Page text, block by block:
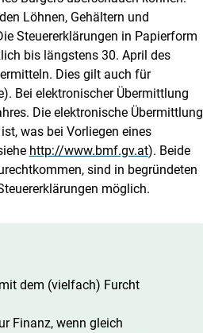
Löhnen, Gehältern und
Steuererklärungen in Papierform
bis längstens 30. April des
Dies gilt auch für
Bei elektronischer Übermittlung
Die elektronische Übermittlung
was bei Vorliegen eines
http://www.bmf.gv.at). Beide
sind in begründeten
möglich.
dem (vielfach) Furcht
Finanz, wenn gleich